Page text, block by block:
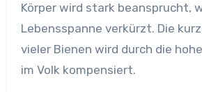
Körper wird stark beansprucht,
Lebensspanne verkürzt. Die
vieler Bienen wird durch die
im Volk kompensiert.